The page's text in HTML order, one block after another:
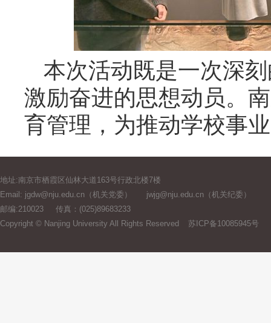
本次活动既是一次深
激励奋进的思想动员。
育管理，为推动学校事
地址:南京市栖霞区仙林大道163号行政北楼7楼
Email: jgdw@nju.edu.cn（机关党委）
jwjg@nju.edu.cn（机关纪委）
邮编:210023
传真：(025)89683233
Copyright © Nanjing University All Rights Reserved
苏ICP备10085945号